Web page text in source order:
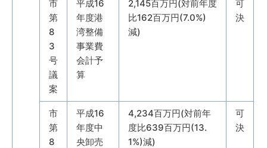
市
第
8
3
号
議
案
平成16
年度港
湾整備
事業費
会計予
算
2,145百万円(対前年度
比162百万円(7.0%)
減)
可
決
市
第
8
平成16
年度中
央卸売
4,234百万円(対前年
度比639百万円(13.
1%)減)
可
決